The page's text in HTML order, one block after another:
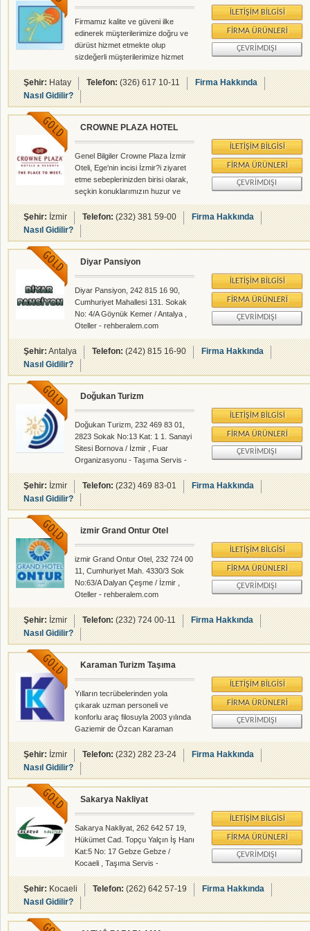
- Bayan Kuaför, Kuru Temizleme,
Firmamız kalite ve güveni ilke
edinerek müşterilerimize doğru ve
dürüst hizmet etmekte olup
sizdeğerli müşterilerimize hizmet
etmeye devam etmektedir.
İLETIŞIM BILGISI
FIRMA ÜRÜNLERI
ÇEVRIMDIŞI
Şehir:Hatay Telefon:(326) 617 10-11
Firma Hakkında
Nasıl Gidilir?
CROWNE PLAZA HOTEL
Genel Bilgiler Crowne Plaza İzmir
Oteli, Ege'nin incisi İzmir?i ziyaret
etme sebeplerinizden birisi olarak,
seçkin konuklarımızın huzur ve
konforunu sağlamak, beklentilerini
tam olarak karşılamak için sunduğu
hizmetler ve hijyen açısından,
Dünya standartlarında
mükemmellik seviyesine ulaşmıştır.
Beş yıldızlı bir şehir otelinden
beklendiği gibi zarif dekorasyon stili
toplayan otelimizde amacımız
misafirlerimizin konaklamalarının ?
güzel bir anı" olarak hatıralarında
İLETIŞIM BILGISI
FIRMA ÜRÜNLERI
ÇEVRIMDIŞI
Şehir:İzmir Telefon:(232) 381 59-00
Firma Hakkında
Nasıl Gidilir?
Diyar Pansiyon
Diyar Pansiyon, 242 815 16 90,
Cumhuriyet Mahallesi 131. Sokak
No: 4/A Göynük Kemer / Antalya ,
Oteller - rehberalem.com
alanlarında faliyet gösteren
firmamızdır.
İLETIŞIM BILGISI
FIRMA ÜRÜNLERI
ÇEVRIMDIŞI
Şehir:Antalya Telefon:(242) 815 16-90
Firma Hakkında
Nasıl Gidilir?
Doğukan Turizm
Doğukan Turizm, 232 469 83 01,
2823 Sokak No:13 Kat: 1 1. Sanayi
Sitesi Bornova / İzmir , Fuar
Organizasyonu - Taşıma Servis -
rehberalem.com alanlarında faliyet
gösteren firmamızdır.
İLETIŞIM BILGISI
FIRMA ÜRÜNLERI
ÇEVRIMDIŞI
Şehir:İzmir Telefon:(232) 469 83-01
Firma Hakkında
Nasıl Gidilir?
izmir Grand Ontur Otel
izmir Grand Ontur Otel, 232 724 00
11, Cumhuriyet Mah. 4330/3 Sok
No:63/A Dalyan Çeşme / İzmir ,
Oteller - rehberalem.com
alanlarında faliyet gösteren
firmamızdır.
İLETIŞIM BILGISI
FIRMA ÜRÜNLERI
ÇEVRIMDIŞI
Şehir:İzmir Telefon:(232) 724 00-11
Firma Hakkında
Nasıl Gidilir?
Karaman Turizm Taşıma
Yılların tecrübelerinden yola
çıkarak uzman personeli ve
konforlu araç filosuyla 2003 yılında
Gaziemir de Özcan Karaman
tarafından kurulan KARAMAN TUR.
TAŞ. TİC. LTD. ŞTİ. kısa sürede
hedefine ulaşmış sektöründeki
liderler arasında yerini almıştır.
Kalite güven ve koşulsuz müşteri
memnuniyeti kendine ilke edinen
firmamız sizlere en uygun
emirdeki adresinde siz değerli
konuklarını ağırlamaktan onur
İLETIŞIM BILGISI
FIRMA ÜRÜNLERI
ÇEVRIMDIŞI
Şehir:İzmir Telefon:(232) 282 23-24
Firma Hakkında
Nasıl Gidilir?
Sakarya Nakliyat
Sakarya Nakliyat, 262 642 57 19,
Hükümet Cad. Topçu Yalçın İş Hanı
Kat:5 No: 17 Gebze Gebze /
Kocaeli , Taşıma Servis -
rehberalem.com alanlarında faliyet
gösteren firmamızdır.
İLETIŞIM BILGISI
FIRMA ÜRÜNLERI
ÇEVRIMDIŞI
Şehir:Kocaeli Telefon:(262) 642 57-19
Firma Hakkında
Nasıl Gidilir?